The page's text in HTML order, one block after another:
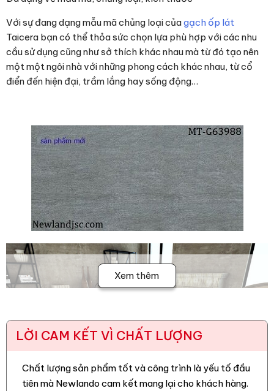
Với sự đang dạng mẫu mã chủng loại củagạch ốp lát
Taicera bạn có thể thỏa sức chọn lựa phù hợp với các nhu
cầu sử dụng cũng như sở thích khác nhau mà từ đó tạo nên
một một ngôi nhà với những phong cách khác nhau, từ cổ
điển đến hiện đại, trầm lắng hay sống động…
Xem thêm
LỜI CAM KẾT VÌ CHẤT LƯỢNG
Chất lượng sản phẩm tốt và công trình là yếu tố đầu
tiên mà Newlando cam kết mang lại cho khách hàng.